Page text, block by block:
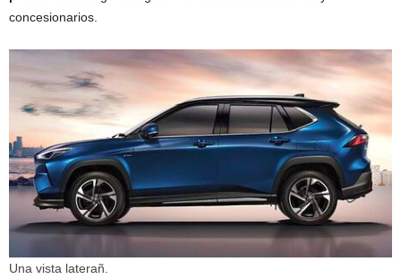
concesionarios.
Una vista laterañ.